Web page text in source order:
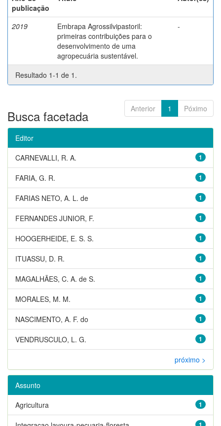
publicação
2019
Embrapa Agrossilvipastoril:
primeiras contribuições para o
desenvolvimento de uma
agropecuária sustentável.
-
Resultado 1-1 de 1.
Anterior 1 Póximo
Busca facetada
Editor
1
CARNEVALLI, R. A.
1
FARIA, G. R.
1
FARIAS NETO, A. L. de
1
FERNANDES JUNIOR, F.
1
HOOGERHEIDE, E. S. S.
1
ITUASSU, D. R.
1
MAGALHÃES, C. A. de S.
1
MORALES, M. M.
1
NASCIMENTO, A. F. do
1
VENDRUSCULO, L. G.
próximo >
Assunto
1
Agricultura